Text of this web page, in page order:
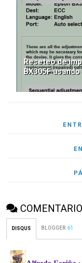
Reseteo de
BX305F
DISQUS BLOGGER: 61